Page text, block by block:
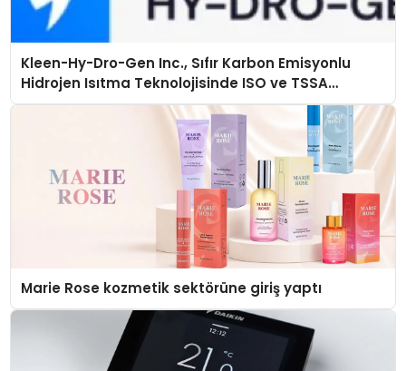
Kleen-Hy-Dro-Gen Inc., Sıfır Karbon Emisyonlu
Hidrojen Isıtma Teknolojisinde ISO ve TSSA
Düzenleyici Onaylarını Aldı
Marie Rose kozmetik sektörüne giriş yaptı